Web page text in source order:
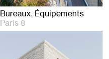
Bureaux Équipements
Paris 8